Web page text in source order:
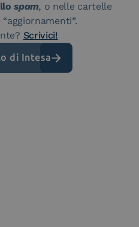
spam, o nelle cartelle
Scrivici!
di Intesa